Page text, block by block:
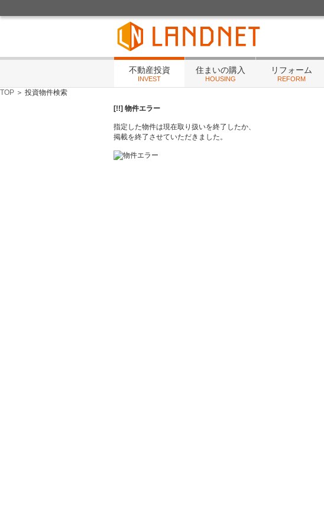
不動産投資
INVEST
住まいの購入
HOUSING
リフォーム
REFORM
TOP ＞ 投資物件検索
[!!] 物件エラー
指定した物件は現在取り扱いを終了したか、
掲載を終了させていただきました。